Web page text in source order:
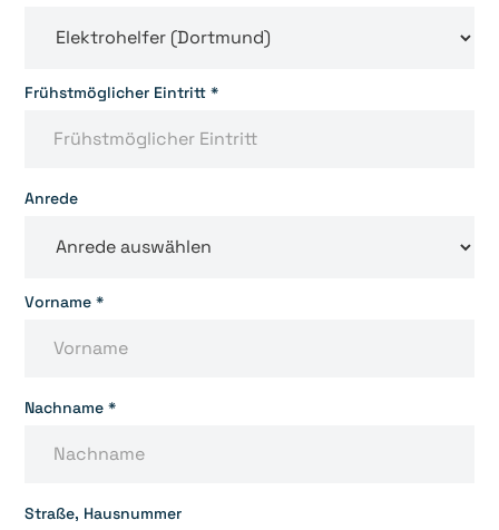
Frühstmöglicher Eintritt *
Anrede
Vorname *
Nachname *
Straße, Hausnummer